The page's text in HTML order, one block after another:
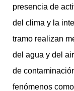
presencia de
del clima y la
tramo realizan
del agua y del
de
fenómenos